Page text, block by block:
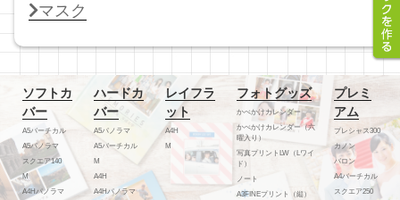
マスク
ソフトカ
バー
A5バーチカル
A5パノラマ
スクエア140
M
A4Hパノラマ
ハードカ
バー
A5パノラマ
A5バーチカル
M
A4H
A4Hパノラマ
レイフラ
ット
A4H
M
フォトグッズ
かべかけカレンダー
かべかけカレンダー（六
曜入り）
写真プリントLW（Lワイ
ド）
ノート
A3FINEプリント（縦）
プレミ
アム
プレシャス300
カノン
バロン
A4バーチカル
スクエア250